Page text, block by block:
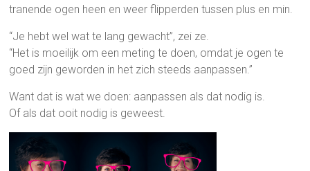
tranende ogen heen en weer flipperden tussen plus en min.
“Je hebt wel wat te lang gewacht”, zei ze.
“Het is moeilijk om een meting te doen, omdat je ogen te
goed zijn geworden in het zich steeds aanpassen.”
Want dat is wat we doen: aanpassen als dat nodig is.
Of als dat ooit nodig is geweest.